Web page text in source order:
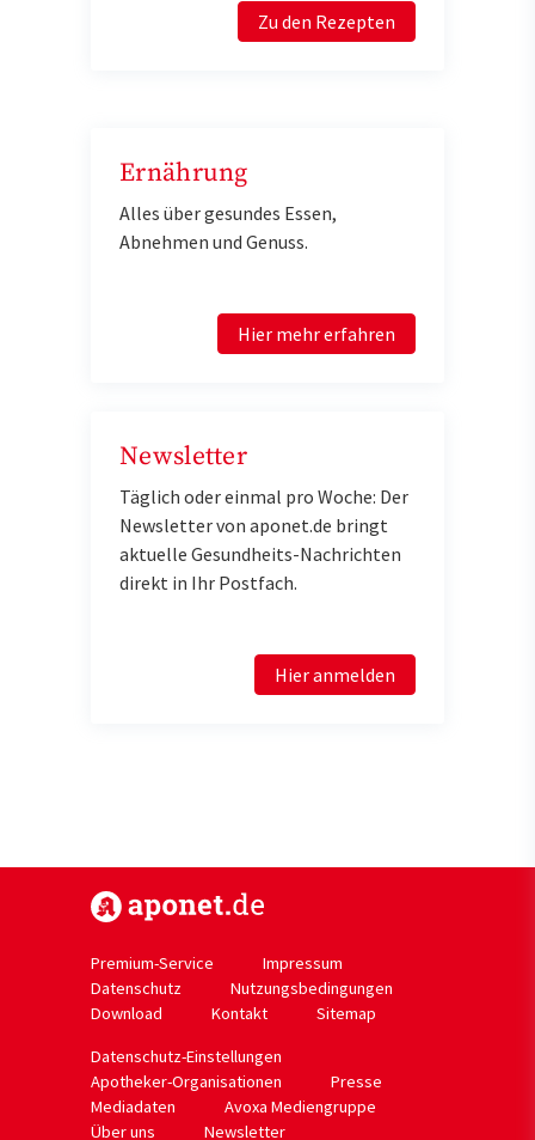
Zu den Rezepten
Ernährung
Alles über gesundes Essen,
Abnehmen und Genuss.
Hier mehr erfahren
Newsletter
Täglich oder einmal pro Woche: Der
Newsletter von aponet.de bringt
aktuelle Gesundheits-Nachrichten
direkt in Ihr Postfach.
Hier anmelden
Premium-Service
Impressum
Datenschutz
Nutzungsbedingungen
Download
Kontakt
Sitemap
Datenschutz-Einstellungen
Apotheker-Organisationen
Presse
Mediadaten
Avoxa Mediengruppe
Über uns
Newsletter